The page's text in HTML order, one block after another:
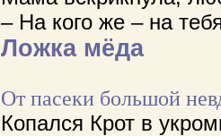
– На кого же – на
Ложка мёда
От пасеки большой
Копался Крот в